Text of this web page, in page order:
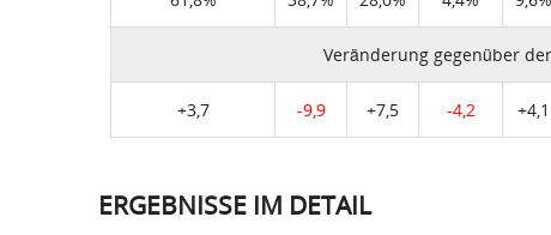
Veränderung gegenüber
+3,7 -9,9 +7,5 -4,2 +4,1
ERGEBNISSE IM DETAIL